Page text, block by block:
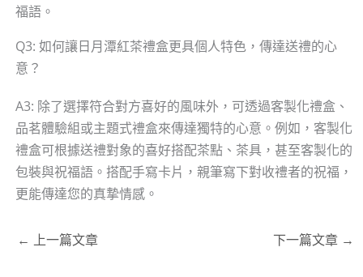
福語。
Q3: 如何讓日月潭紅茶禮盒更具個人特色，傳達送禮的心
意？
A3: 除了選擇符合對方喜好的風味外，可透過客製化禮盒、
品茗體驗組或主題式禮盒來傳達獨特的心意。例如，客製化
禮盒可根據送禮對象的喜好搭配茶點、茶具，甚至客製化的
包裝與祝福語。搭配手寫卡片，親筆寫下對收禮者的祝福，
更能傳達您的真摯情感。
← 上一篇文章 下一篇文章 →